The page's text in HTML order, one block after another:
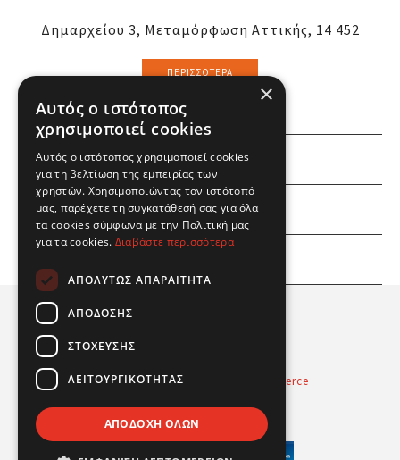
Δημαρχείου 3, Μεταμόρφωση Αττικής, 14 452
ΠΕΡΙΣΣΌΤΕΡΑ
ΕΜΕΙΣ
ΕΣΕΙΣ
Powered byRadicode
nopCommerce
×
Αυτός ο ιστότοπος
χρησιμοποιεί cookies
Αυτός ο ιστότοπος χρησιμοποιεί cookies
για τη βελτίωση της εμπειρίας των
χρηστών. Χρησιμοποιώντας τον ιστότοπό
μας, παρέχετε τη συγκατάθεσή σας για όλα
τα cookies σύμφωνα με την Πολιτική μας
για τα cookies. Διαβάστε περισσότερα
ΑΠΟΛΎΤΩΣ ΑΠΑΡΑΊΤΗΤΑ
ΑΠΌΔΟΣΗΣ
ΣΤΌΧΕΥΣΗΣ
ΛΕΙΤΟΥΡΓΙΚΌΤΗΤΑΣ
ΑΠΟΔΟΧΉ ΌΛΩΝ